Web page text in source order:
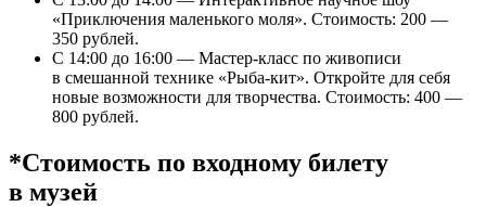
«Приключения маленького моля». Стоимость: 200 —
350 рублей.
С 14:00 до 16:00 — Мастер-класс по живописи
в смешанной технике «Рыба-кит». Откройте для себя
новые возможности для творчества. Стоимость: 400 —
800 рублей.
*Стоимость по входному билету
в музей